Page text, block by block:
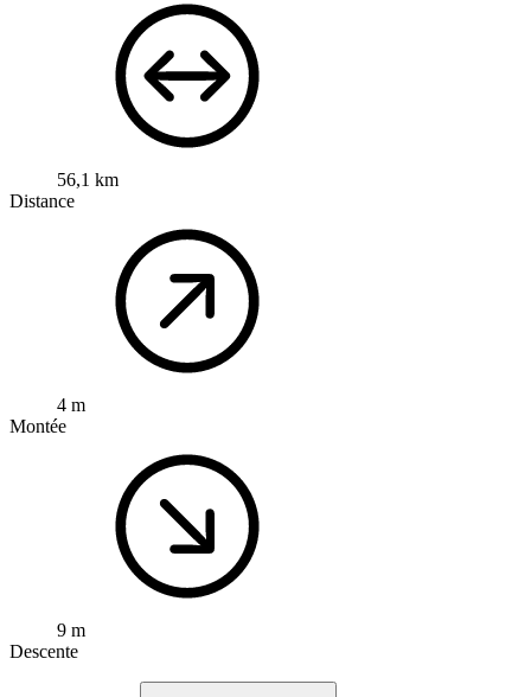
56,1 km
Distance
4 m
Montée
9 m
Descente